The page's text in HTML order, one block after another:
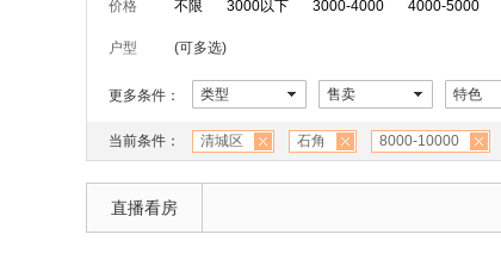
价格 不限 3000以下 3000-4000 4000-5000
户型 (可多选)
更多条件： 类型 售卖 特色
当前条件： 清城区 石角 8000-10000
直播看房